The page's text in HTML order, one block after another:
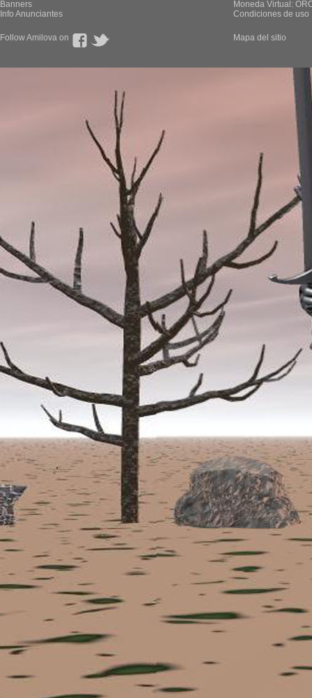
Banners
Info Anunciantes
Moneda Virtual:
Condiciones de uso
Follow Amilova on Mapa del sitio